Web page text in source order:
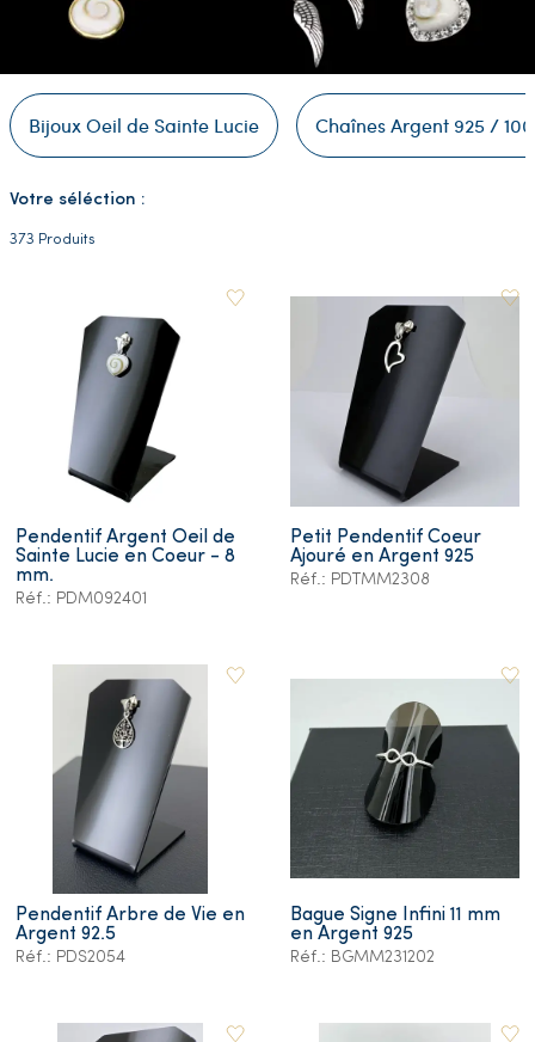
Bijoux Oeil de Sainte Lucie Chaînes Argent 925 /
Votre séléction :
373 Produits
Pendentif Argent Oeil de
Sainte Lucie en Coeur - 8
mm.
Réf.: PDM092401
Petit Pendentif Coeur
Ajouré en Argent 925
Réf.: PDTMM2308
Pendentif Arbre de Vie en
Argent 92.5
Réf.: PDS2054
Bague Signe Infini 11 mm
en Argent 925
Réf.: BGMM231202